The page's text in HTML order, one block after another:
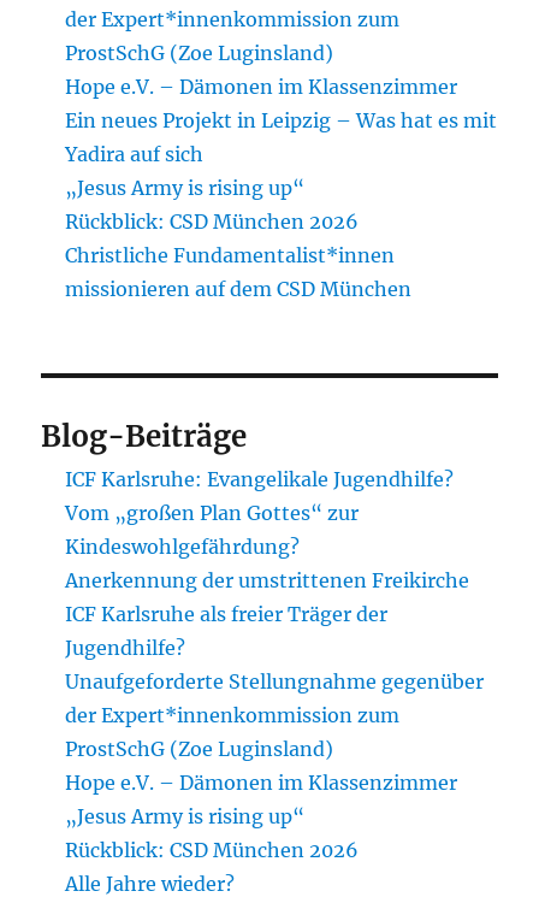
der Expert*innenkommission zum
ProstSchG (Zoe Luginsland)
Hope e.V. – Dämonen im Klassenzimmer
Ein neues Projekt in Leipzig – Was hat es mit
Yadira auf sich
„Jesus Army is rising up“
Rückblick: CSD München 2026
Christliche Fundamentalist*innen
missionieren auf dem CSD München
Blog-Beiträge
ICF Karlsruhe: Evangelikale Jugendhilfe?
Vom „großen Plan Gottes“ zur
Kindeswohlgefährdung?
Anerkennung der umstrittenen Freikirche
ICF Karlsruhe als freier Träger der
Jugendhilfe?
Unaufgeforderte Stellungnahme gegenüber
der Expert*innenkommission zum
ProstSchG (Zoe Luginsland)
Hope e.V. – Dämonen im Klassenzimmer
„Jesus Army is rising up“
Rückblick: CSD München 2026
Alle Jahre wieder?